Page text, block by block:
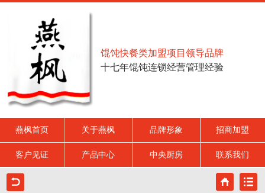
馄饨快餐类加盟项目领导品牌
十七年馄饨连锁经营管理经验
燕枫首页 关于燕枫 品牌形象 招商加盟
客户见证 产品中心 中央厨房 联系我们